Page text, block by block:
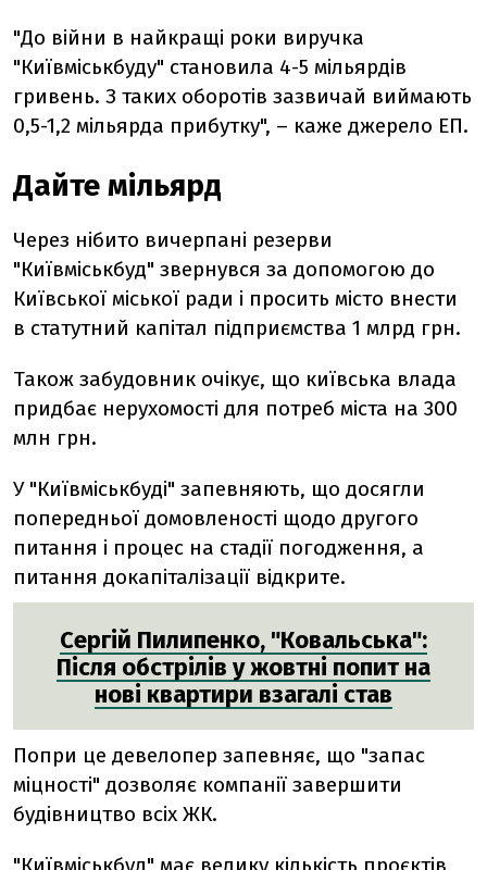
"До війни в найкращі роки виручка
"Київміськбуду" становила 4-5 мільярдів
гривень. З таких оборотів зазвичай виймають
0,5-1,2 мільярда прибутку", – каже джерело ЕП.
Дайте мільярд
Через нібито вичерпані резерви
"Київміськбуд" звернувся за допомогою до
Київської міської ради і просить місто внести
в статутний капітал підприємства 1 млрд грн.
Також забудовник очікує, що київська влада
придбає нерухомості для потреб міста на 300
млн грн.
У "Київміськбуді" запевняють, що досягли
попередньої домовленості щодо другого
питання і процес на стадії погодження, а
питання докапіталізації відкрите.
Сергій Пилипенко, "Ковальська":
Після обстрілів у жовтні попит на
нові квартири взагалі став
Попри це девелопер запевняє, що "запас
міцності" дозволяє компанії завершити
будівництво всіх ЖК.
"Київміськбуд" має велику кількість проєктів